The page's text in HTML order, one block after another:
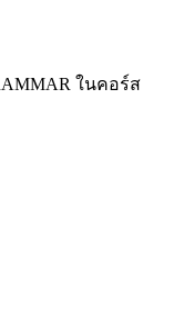
ในคอร์ส